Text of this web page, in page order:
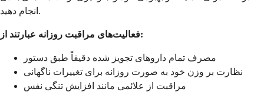
انجام دهید.
فعالیت‌های مراقبت روزانه عبارتند از:
مصرف تمام داروهای تجویز شده دقیقاً طبق دستور
نظارت بر وزن خود به صورت روزانه برای تغییرات ناگهانی
مراقبت از علائمی مانند افزایش تنگی نفس